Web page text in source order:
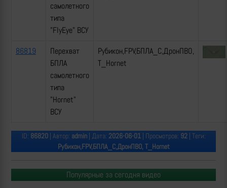
самолетного
типа
"FlyEye" ВСУ
86819
Перехват
БПЛА
самолетного
типа
"Hornet"
ВСУ
Рубикон,FPV,БПЛА_С,ДронПВО,
Т_Hornet
ID: 86820| Автор: admin| Дата: 2026-06-01| Просмотров: 92| Теги:
Рубикон,FPV,БПЛА_С,ДронПВО, Т_Hornet
Популярные за сегодня видео